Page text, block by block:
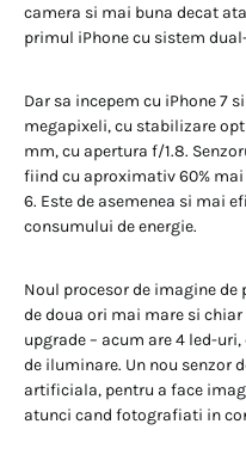
camera si mai buna decat
primul iPhone cu sistem
Dar sa incepem cu iPhone 7
megapixeli, cu stabilizare
mm, cu apertura f/1.8.
fiind cu aproximativ 60%
6. Este de asemenea si mai
consumului de energie.
Noul procesor de imagine de
de doua ori mai mare si
upgrade – acum are 4 led-
de iluminare. Un nou senzor
artificiala, pentru a face
atunci cand fotografiati in